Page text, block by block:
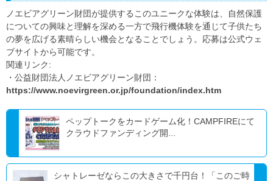
ノエビアグリーン財団が提供するこのユニークな体験は、自然保護
についての興味と理解を深める一方で飛行機体験を通じて子供たち
の夢を広げる素晴らしい機会となることでしょう。応募は公式ウェ
ブサイトから可能です。
関連リンク:
・公益財団法人ノエビアグリーン財団：
https://www.noevirgreen.or.jp/foundation/index.htm
ペップトークをカードゲーム化！CAMPFIREにて
クラウドファンディング開...
シャトレーゼならこの大きさで千円台！「このご時